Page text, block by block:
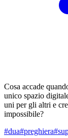
Cosa accade
unico spazio
uni per gli altri e
impossibile?
#dua#preghiera#